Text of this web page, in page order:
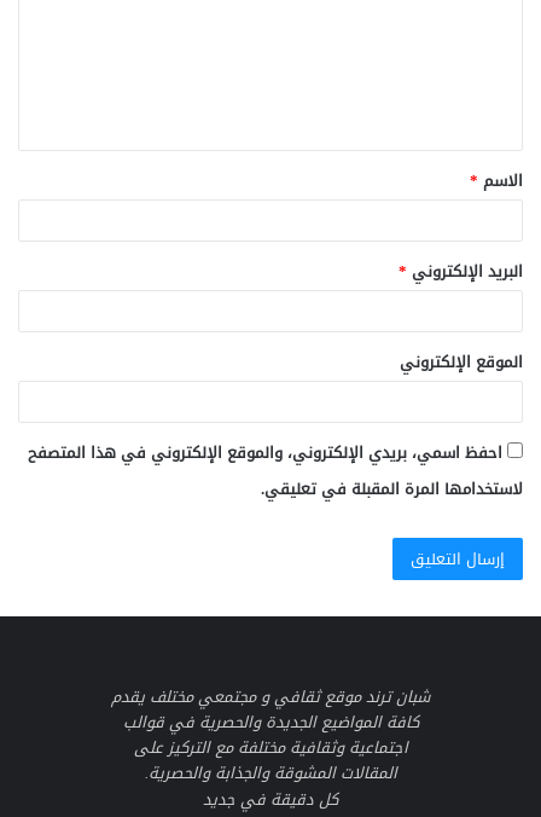
ق
*
الاسم *
البريد الإلكتروني *
الموقع الإلكتروني
احفظ اسمي، بريدي الإلكتروني، والموقع الإلكتروني في هذا المتصفح
لاستخدامها المرة المقبلة في تعليقي.
شبان ترند موقع ثقافي و مجتمعي مختلف يقدم
كافة المواضيع الجديدة والحصرية في قوالب
اجتماعية وثقافية مختلفة مع التركيز على
المقالات المشوقة والجذابة والحصرية.
كل دقيقة في جديد